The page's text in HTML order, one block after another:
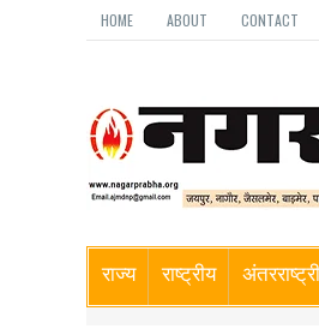
HOME ABOUT CONTACT
राज्य राष्ट्रीय